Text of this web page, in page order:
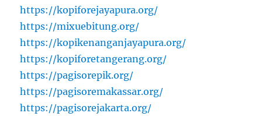
https://kopiforejayapura.org/
https://mixuebitung.org/
https://kopikenanganjayapura.org/
https://kopiforetangerang.org/
https://pagisorepik.org/
https://pagisoremakassar.org/
https://pagisorejakarta.org/